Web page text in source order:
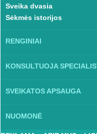
Sveika dvasia
Sėkmės istorijos
RENGINIAI
KONSULTUOJA
SVEIKATOS APSAUGA
NUOMONĖ